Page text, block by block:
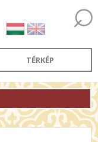
TÉRKÉP